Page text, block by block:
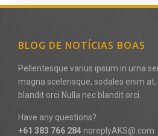
BLOG DE NOTÍCIAS BOAS
Pellentesque varius ipsum in urna
magna scelerisque, sodales enim
blandit orci Nulla nec blandit orci.
Have any questions?
+61 383 766 284 noreplyAKS@.com